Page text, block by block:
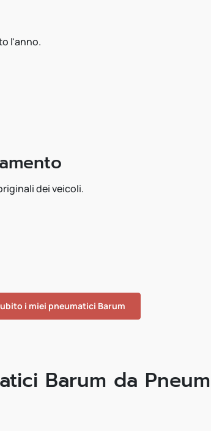
l'anno.
dei veicoli.
i miei pneumatici Barum
Barum da